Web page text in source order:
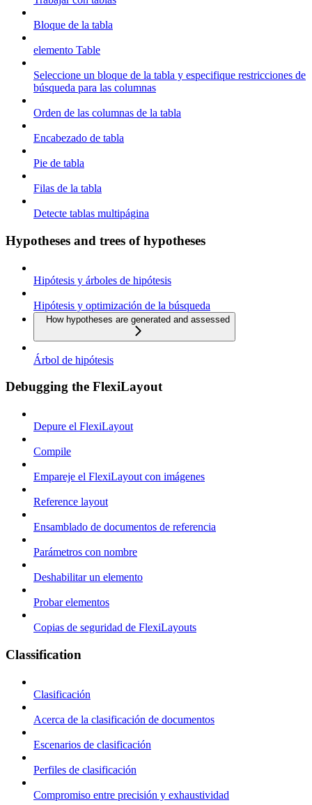
Bloque de la tabla
elemento Table
Seleccione un bloque de la tabla y especifique restricciones de
búsqueda para las columnas
Orden de las columnas de la tabla
Encabezado de tabla
Pie de tabla
Filas de la tabla
Detecte tablas multipágina
Hypotheses and trees of hypotheses
Hipótesis y árboles de hipótesis
Hipótesis y optimización de la búsqueda
How hypotheses are generated and assessed
Árbol de hipótesis
Debugging the FlexiLayout
Depure el FlexiLayout
Compile
Empareje el FlexiLayout con imágenes
Reference layout
Ensamblado de documentos de referencia
Parámetros con nombre
Deshabilitar un elemento
Probar elementos
Copias de seguridad de FlexiLayouts
Classification
Clasificación
Acerca de la clasificación de documentos
Escenarios de clasificación
Perfiles de clasificación
Compromiso entre precisión y exhaustividad